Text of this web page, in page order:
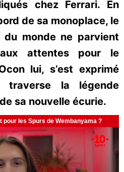
chez Ferrari. En
de sa monoplace, le
du monde ne parvient
attentes pour le
lui, s’est exprimé
la légende
sa nouvelle écurie.